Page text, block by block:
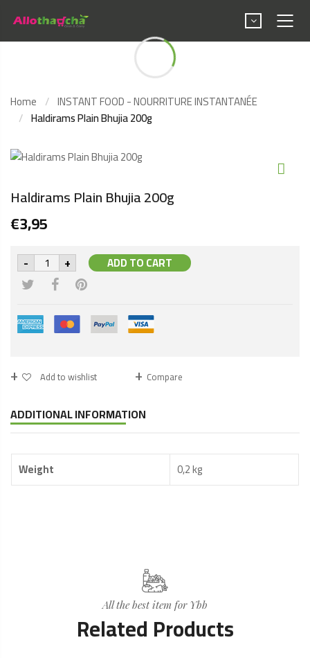
Haldirams Plain Bhujia
Home
INSTANT FOOD - NOURRITURE INSTANTANÉE
Haldirams Plain Bhujia 200g
Haldirams Plain Bhujia 200g
€3,95
- Haldirams
Plain
Bhujia
200g
+ ADD TO CART
Add to wishlist Compare
ADDITIONAL INFORMATION
Weight 0,2 kg
All the best item for Ybb
Related Products